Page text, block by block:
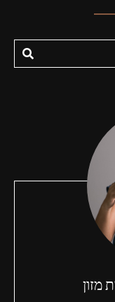
מזון